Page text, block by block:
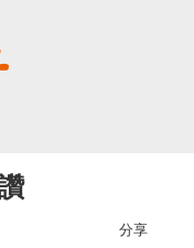
分享